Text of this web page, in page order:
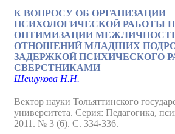
К ВОПРОСУ ОБ ОРГАНИЗАЦИИ
ПСИХОЛОГИЧЕСКОЙ РАБОТЫ
ОПТИМИЗАЦИИ
ОТНОШЕНИЙ МЛАДШИХ
ЗАДЕРЖКОЙ ПСИХИЧЕСКОГО
СВЕРСТНИКАМИ
Шешукова Н.Н.
Вектор науки Тольяттинского
университета. Серия: Педагогика,
2011. № 3 (6). С. 334-336.